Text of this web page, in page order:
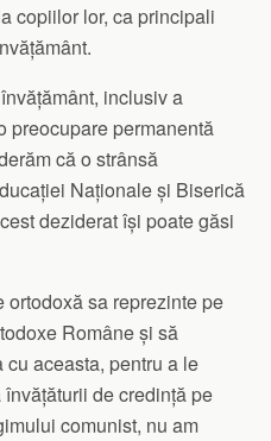
copiilor lor, ca principali
inclusiv a
preocupare permanentă
că o strânsă
Naționale și Biserică
deziderat își poate găsi
sa reprezinte pe
Române și să
aceasta, pentru a le
de credință pe
comunist, nu am